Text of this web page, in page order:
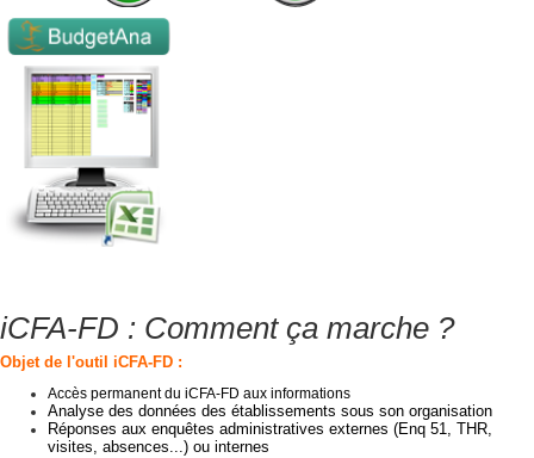
iCFA-FD : Comment ça marche ?
Objet de l'outil iCFA-FD :
Accès permanent du iCFA-FD aux informations
Analyse des données des établissements sous son organisation
Réponses aux enquêtes administratives externes (Enq 51, THR,
visites, absences...) ou internes